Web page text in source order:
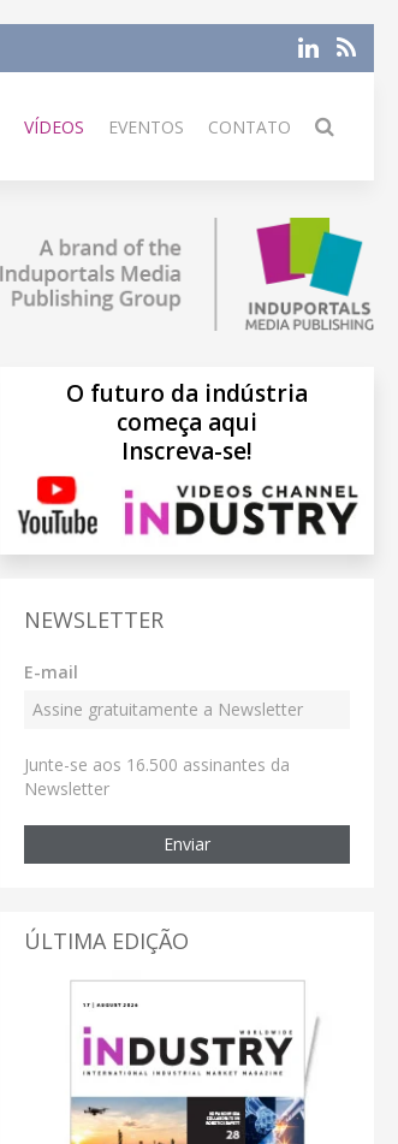
VÍDEOS EVENTOS CONTATO
O futuro da indústria
começa aqui
Inscreva-se!
NEWSLETTER
E-mail
Junte-se aos 16.500 assinantes da
Newsletter
Enviar
ÚLTIMA EDIÇÃO